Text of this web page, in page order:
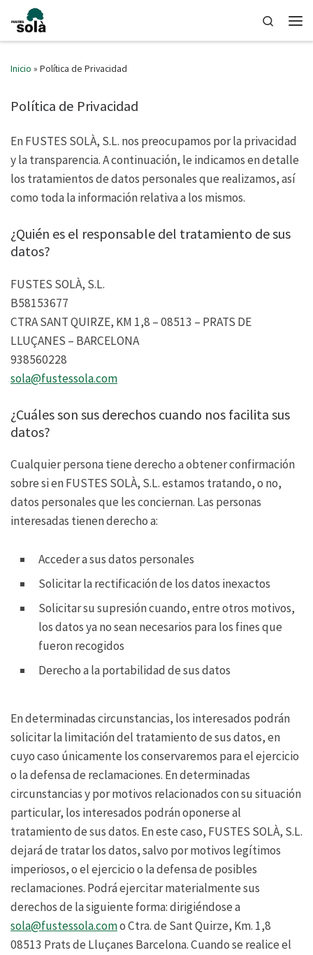
Saltar al contenido
Search
Inicio » Política de Privacidad
Política de Privacidad
En FUSTES SOLÀ, S.L. nos preocupamos por la privacidad
y la transparencia. A continuación, le indicamos en detalle
los tratamientos de datos personales que realizamos, así
como toda la información relativa a los mismos.
¿Quién es el responsable del tratamiento de sus
datos?
FUSTES SOLÀ, S.L.
B58153677
CTRA SANT QUIRZE, KM 1,8 – 08513 – PRATS DE
LLUÇANES – BARCELONA
938560228
sola@fustessola.com
¿Cuáles son sus derechos cuando nos facilita sus
datos?
Cualquier persona tiene derecho a obtener confirmación
sobre si en FUSTES SOLÀ, S.L. estamos tratando, o no,
datos personales que les conciernan. Las personas
interesadas tienen derecho a:
Acceder a sus datos personales
Solicitar la rectificación de los datos inexactos
Solicitar su supresión cuando, entre otros motivos,
los datos ya no sean necesarios para los fines que
fueron recogidos
Derecho a la portabilidad de sus datos
En determinadas circunstancias, los interesados podrán
solicitar la limitación del tratamiento de sus datos, en
cuyo caso únicamente los conservaremos para el ejercicio
o la defensa de reclamaciones. En determinadas
circunstancias y por motivos relacionados con su situación
particular, los interesados podrán oponerse al
tratamiento de sus datos. En este caso, FUSTES SOLÀ, S.L.
dejará de tratar los datos, salvo por motivos legítimos
imperiosos, o el ejercicio o la defensa de posibles
reclamaciones. Podrá ejercitar materialmente sus
derechos de la siguiente forma: dirigiéndose a
sola@fustessola.como Ctra. de Sant Quirze, Km. 1,8
08513 Prats de Lluçanes Barcelona. Cuando se realice el